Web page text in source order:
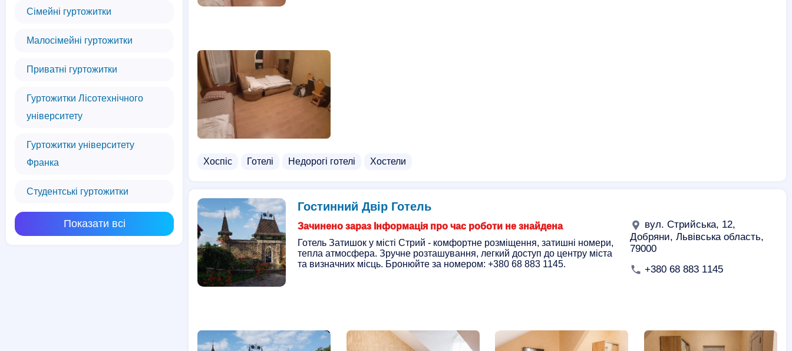
Сімейні гуртожитки
Малосімейні гуртожитки
Приватні гуртожитки
Гуртожитки Лісотехнічного
університету
Гуртожитки університету
Франка
Студентські гуртожитки
Показати всі
Хоспіс Готелі Недорогі готелі Хостели
Гостинний Двір Готель
Зачинено зараз Інформація про час роботи не знайдена
Готель Затишок у місті Стрий - комфортне розміщення, затишні номери,
тепла атмосфера. Зручне розташування, легкий доступ до центру міста
та визначних місць. Бронюйте за номером: +380 68 883 1145.
вул. Стрийська, 12,
Добряни, Львівська область,
79000
+380 68 883 1145